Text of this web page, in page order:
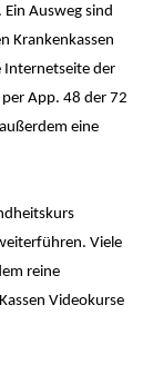
Ausweg sind
Krankenkassen
Internetseite der
App. 48 der 72
eine
Viele
reine
Videokurse